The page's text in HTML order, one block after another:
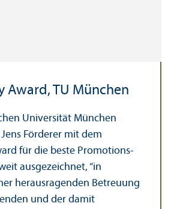
Award, TU München
Universität München
Förderer mit dem
für die beste Promotions­
ausgezeichnet, “in
herausragenden Betreuung
und der damit